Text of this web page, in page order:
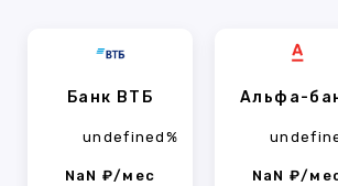
Банк ВТБ
undefined%
NaN ₽/мес
Альфа-
NaN ₽/